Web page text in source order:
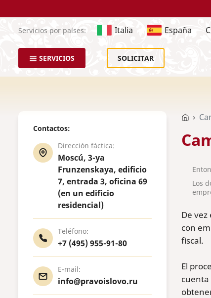
Servicios por países: Italia España
SERVICIOS SOLICITAR
Contactos:
Dirección fáctica:
Moscú, 3-ya
Frunzenskaya, edificio
7, entrada 3, oficina 69
(en un edificio
residencial)
Teléfono:
+7 (495) 955-91-80
E-mail:
info@pravoislovo.ru
Los
De
con
fiscal.
El